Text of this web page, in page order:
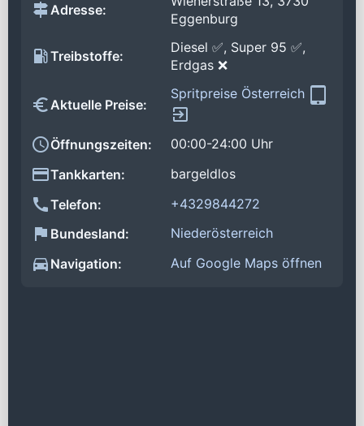
Adresse:
Eggenburg
Treibstoffe:
Diesel ✅, Super 95 ✅,
Erdgas ❌
Aktuelle Preise:
Spritpreise Österreich
Öffnungszeiten:
00:00-24:00 Uhr
Tankkarten:
bargeldlos
Telefon:
+4329844272
Bundesland:
Niederösterreich
Navigation:
Auf Google Maps öffnen